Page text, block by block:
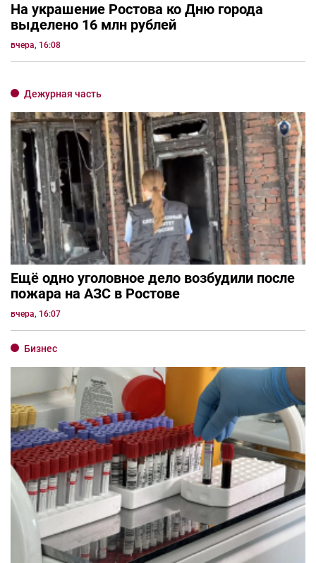
На украшение Ростова ко Дню города
выделено 16 млн рублей
вчера, 16:08
Дежурная часть
Ещё одно уголовное дело возбудили после
пожара на АЗС в Ростове
вчера, 16:07
Бизнес